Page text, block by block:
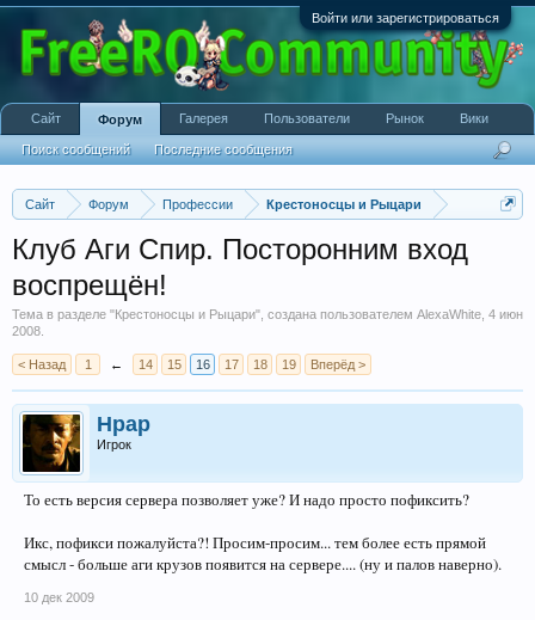
Войти или зарегистрироваться
Сайт Форум Профессии Крестоносцы и Рыцари
Клуб Аги Спир. Посторонним вход
воспрещён!
Тема в разделе "Крестоносцы и Рыцари", создана пользователем AlexaWhite 4 июн
2008
< Назад 1 ← 14 15 16 17 18 19 Вперёд >
Hpap
Игрок
То есть версия сервера позволяет уже? И надо просто пофиксить?
Икс, пофикси пожалуйста?! Просим-просим... тем более есть прямой
смысл - больше аги крузов появится на сервере.... (ну и палов наверно).
10 дек 2009
Сайт Форум
Поиск сообщений Последние сообщения
Галерея Пользователи Рынок Вики